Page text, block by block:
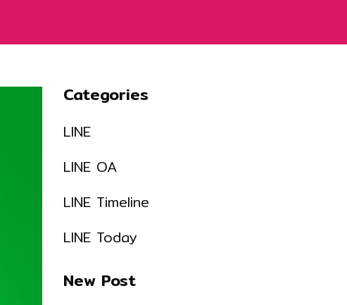
Categories
LINE
LINE OA
LINE Timeline
LINE Today
New Post